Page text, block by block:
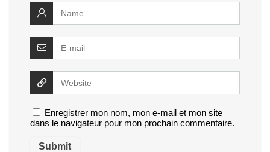
Enregistrer mon nom, mon e-mail et mon site
dans le navigateur pour mon prochain commentaire.